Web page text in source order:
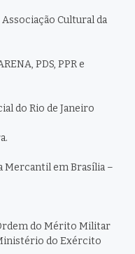
Cultural da
PDS, PPR e
do Rio de Janeiro
Mercantil em Brasília –
do Mérito Militar
do Exército